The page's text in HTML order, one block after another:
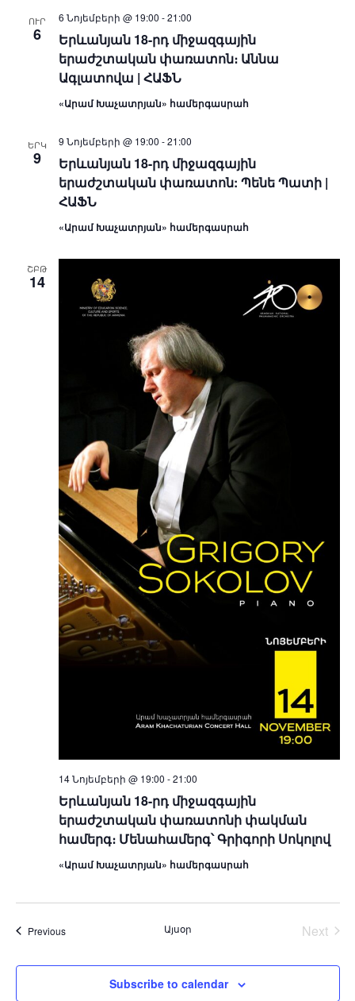
ՈՒՐ
6
Երևանյան 18-րդ միջազգային
երաժշտական փառատոն։ Աննա
Ագլատովա | ՀԱՖՆ
6 Նոյեմբերի @ 19:00 -21:00
«Արամ Խաչատրյան» համերգասրահ
ԵՐԿ
9
Երևանյան 18-րդ միջազգային
երաժշտական փառատոն: Պենե Պատի |
ՀԱՖՆ
9 Նոյեմբերի @ 19:00 -21:00
«Արամ Խաչատրյան» համերգասրահ
ՇԲԹ
14
Երևանյան 18-րդ միջազգային
երաժշտական փառատոնի փակման
համերգ։ Մենահամերգ՝ Գրիգորի Սոկոլով
14 Նոյեմբերի @ 19:00 -21:00
«Արամ Խաչատրյան» համերգասրահ
PreviousՀամերգներ Այսօր Next
Subscribe to calendar